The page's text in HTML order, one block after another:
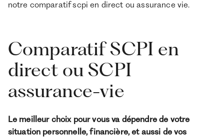
notre comparatif scpi en direct ou assurance vie.
Comparatif SCPI en
direct ou SCPI
assurance-vie
Le meilleur choix pour vous va dépendre de votre
situation personnelle, financière, et aussi de vos